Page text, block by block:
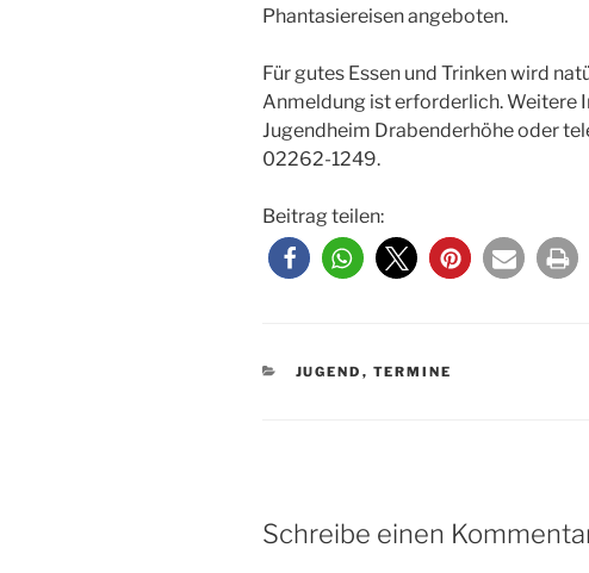
Phantasiereisen angeboten.
Für gutes Essen und Trinken wird
Anmeldung ist erforderlich. Weitere
Jugendheim Drabenderhöhe oder
02262-1249.
Beitrag teilen:
KATEGORIEN
JUGEND , TERMINE
Schreibe einen